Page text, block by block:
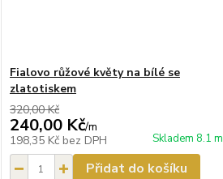
Fialovo růžové květy na bílé se
zlatotiskem
320,00 Kč
240,00 Kč/m
198,35 Kč bez DPH Skladem 8.1 m
Přidat do košíku